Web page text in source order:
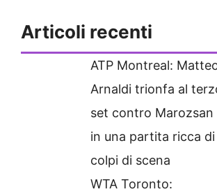
Articoli recenti
ATP Montreal:
Arnaldi trionfa al
set contro Marozsan
in una partita ricca di
colpi di scena
WTA Toronto: